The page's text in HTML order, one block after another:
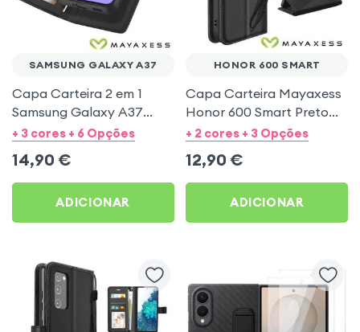
SAMSUNG GALAXY A37
Capa Carteira 2 em 1
Samsung Galaxy A37
Mayaxess Preto
+ 3 cores + 6 Opções
14,90 €
ADICIONAR
HONOR 600 SMART
Capa Carteira Mayaxess
Honor 600 Smart Preto
com Alça de Pulso
+ 2 cores + 3 Opções
12,90 €
ADICIONAR